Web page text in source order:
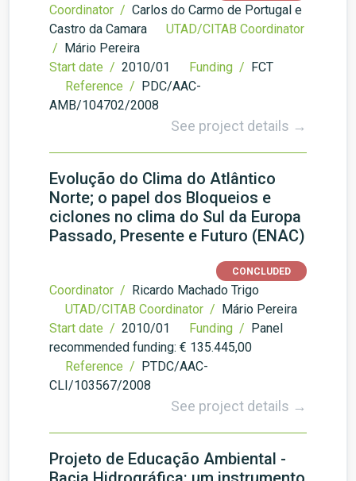
Coordinator / Carlos do Carmo de Portugal e
Castro da Camara
UTAD/CITAB Coordinator
/ Mário Pereira
Start date / 2010/01 Funding / FCT
Reference / PDC/AAC-
AMB/104702/2008
See project details →
Evolução do Clima do Atlântico
Norte; o papel dos Bloqueios e
ciclones no clima do Sul da Europa
Passado, Presente e Futuro (ENAC)
CONCLUDED
Coordinator / Ricardo Machado Trigo
UTAD/CITAB Coordinator / Mário Pereira
Start date / 2010/01 Funding / Panel
recommended funding: € 135.445,00
Reference / PTDC/AAC-
CLI/103567/2008
See project details →
Projeto de Educação Ambiental -